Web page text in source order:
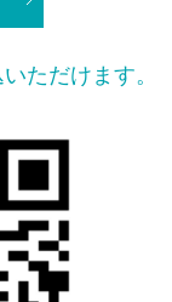
ただけます。